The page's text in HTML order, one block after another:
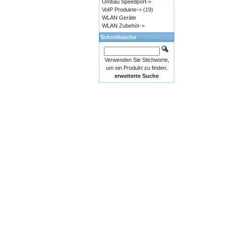
Umbau Speedport->
VoIP Produkte-> (19)
WLAN Geräte
WLAN Zubehör->
Schnellsuche
Verwenden Sie Stichworte,
um ein Produkt zu finden.
erweiterte Suche